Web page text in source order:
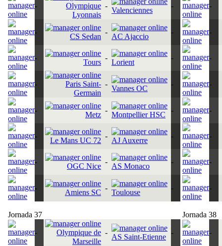
-
Olympique
Lyonnais
-
Valenciennes
- -
-
CS Sedan
-
AC Ajaccio
- -
-
Tours
-
Lorient
- -
-
Paris Saint-
Germain
-
Vannes OC
- -
-
Metz
-
Montpellier HSC
- -
-
Le Mans UC 72
-
AJ Auxerre
- -
-
OGC Nice
-
AS Monaco
- -
-
Amiens SC
-
Toulouse
- -
Jornada 37 Jornada 38
-
Olympique de
Marseille
-
AS Saint-Etienne
- -